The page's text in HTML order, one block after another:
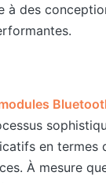
à des
en termes
À mesure